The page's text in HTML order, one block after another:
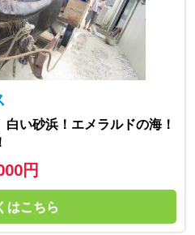
白い砂浜！エメラルドの海！
円
はこちら